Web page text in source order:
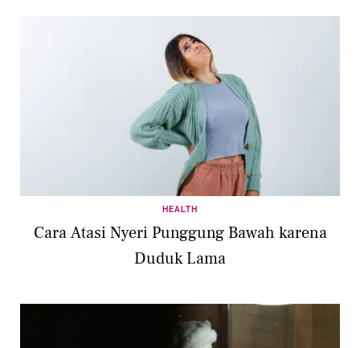
HEALTH
Cara Atasi Nyeri Punggung Bawah karena
Duduk Lama